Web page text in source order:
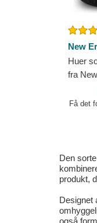
New
Huer
fra
MLB
Få det
Den
produkt,
Designet
også